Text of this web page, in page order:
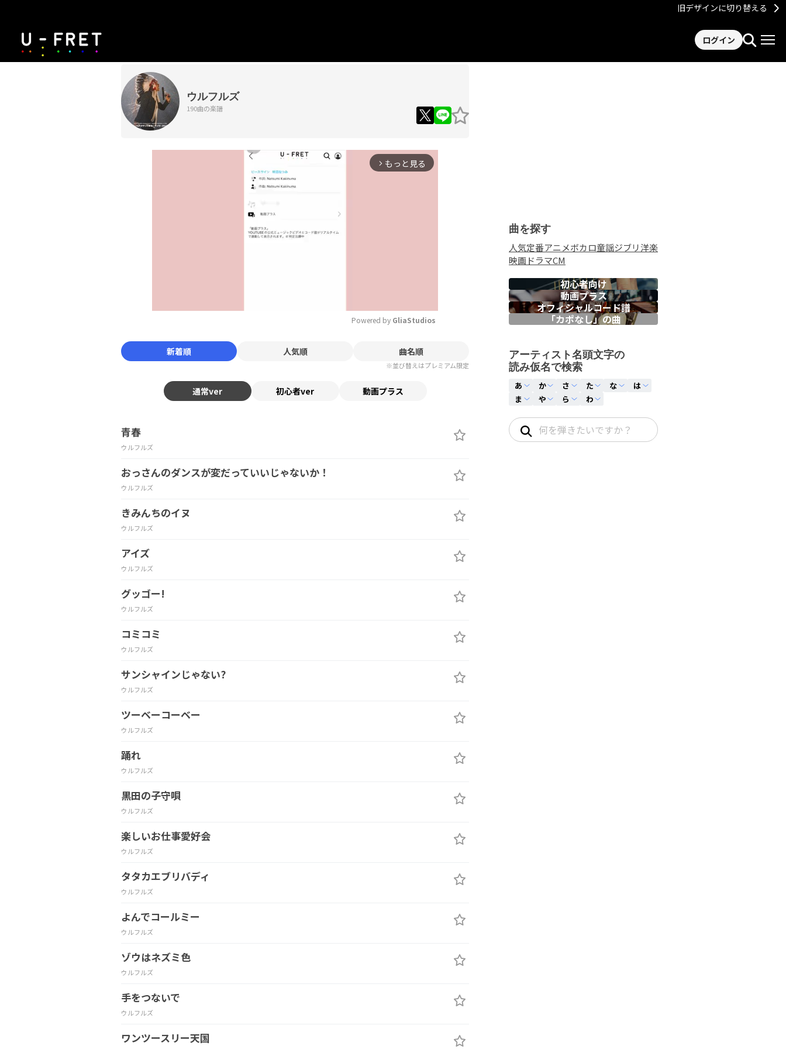
旧デザインに切り替える
ログイン
ウルフルズ
190曲の楽譜
arrow_forward_ios もっと見る
Mute
Powered by GliaStudios
新着順 人気順 曲名順
※並び替えはプレミアム限定
通常ver 初心者ver 動画プラス
青春
ウルフルズ
おっさんのダンスが変だっていいじゃないか！
ウルフルズ
きみんちのイヌ
ウルフルズ
アイズ
ウルフルズ
グッゴー!
ウルフルズ
コミコミ
ウルフルズ
サンシャインじゃない?
ウルフルズ
ツーベーコーベー
ウルフルズ
踊れ
ウルフルズ
黒田の子守唄
ウルフルズ
楽しいお仕事愛好会
ウルフルズ
タタカエブリバディ
ウルフルズ
よんでコールミー
ウルフルズ
ゾウはネズミ色
ウルフルズ
手をつないで
ウルフルズ
ワンツースリー天国
曲を探す
人気定番アニメボカロ童謡ジブリ洋楽
映画ドラマCM
初心者向け
動画プラス
オフィシャルコード譜
「カポなし」の曲
アーティスト名頭文字の
読み仮名で検索